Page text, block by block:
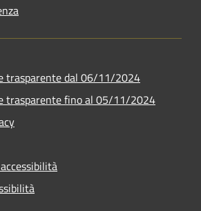
trasparente dal 06/11/2024
trasparente fino al 05/11/2024